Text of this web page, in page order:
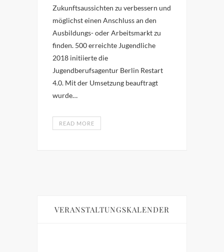
Zukunftsaussichten zu verbessern und
möglichst einen Anschluss an den
Ausbildungs- oder Arbeitsmarkt zu
finden. 500 erreichte Jugendliche
2018 initiierte die
Jugendberufsagentur Berlin Restart
4.0. Mit der Umsetzung beauftragt
wurde…
READ MORE
VERANSTALTUNGSKALENDER